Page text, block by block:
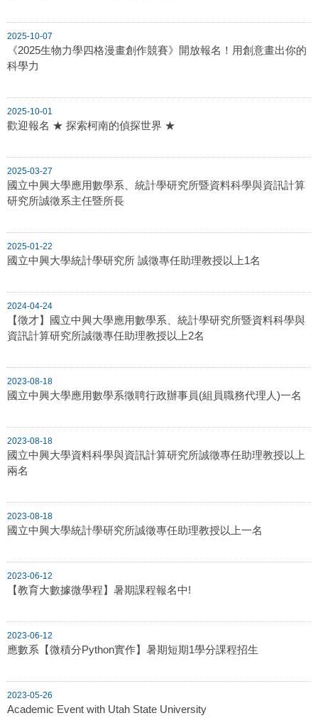
2025-10-07
《2025生物力學四格漫畫創作競賽》開放報名！用創意畫出你的
科學力
2025-10-01
歡迎報名 ★ 探索柯南的偵探世界 ★
2025-03-27
國立中興大學應用數學系、統計學研究所暨資料科學與資訊計算
研究所誠徵系主任暨所長
2025-01-22
國立中興大學統計學研究所 誠徵專任助理教授以上1名
2024-04-24
【徵才】國立中興大學應用數學系、統計學研究所暨資料科學與
資訊計算研究所誠徵專任助理教授以上2名
2023-08-18
國立中興大學應用數學系徵聘行政辦事員(組員職務代理人)一名
2023-08-18
國立中興大學資料科學與資訊計算研究所誠徵專任助理教授以上
兩名
2023-08-18
國立中興大學統計學研究所誠徵專任助理教授以上一名
2023-06-12
【教育大數據微學程】暑期課程報名中!
2023-06-12
應數系【微積分Python實作】暑期短期1學分課程招生
2023-05-26
Academic Event with Utah State University